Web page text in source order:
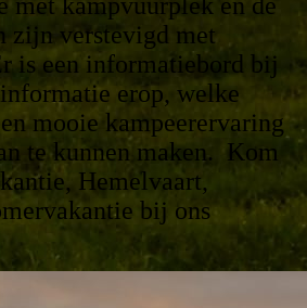
zijn verstevigd met
is een informatiebord bij
erop, welke
mooie kampeerervaring
te kunnen maken. Kom
Hemelvaart,
bij ons